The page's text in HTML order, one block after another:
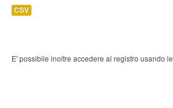
CSV
E' possibile inoltre accedere al registro usando le